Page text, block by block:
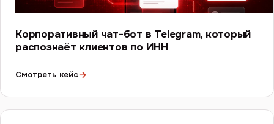
Корпоративный чат-бот в Telegram, который
распознаёт клиентов по ИНН
Смотреть кейс→